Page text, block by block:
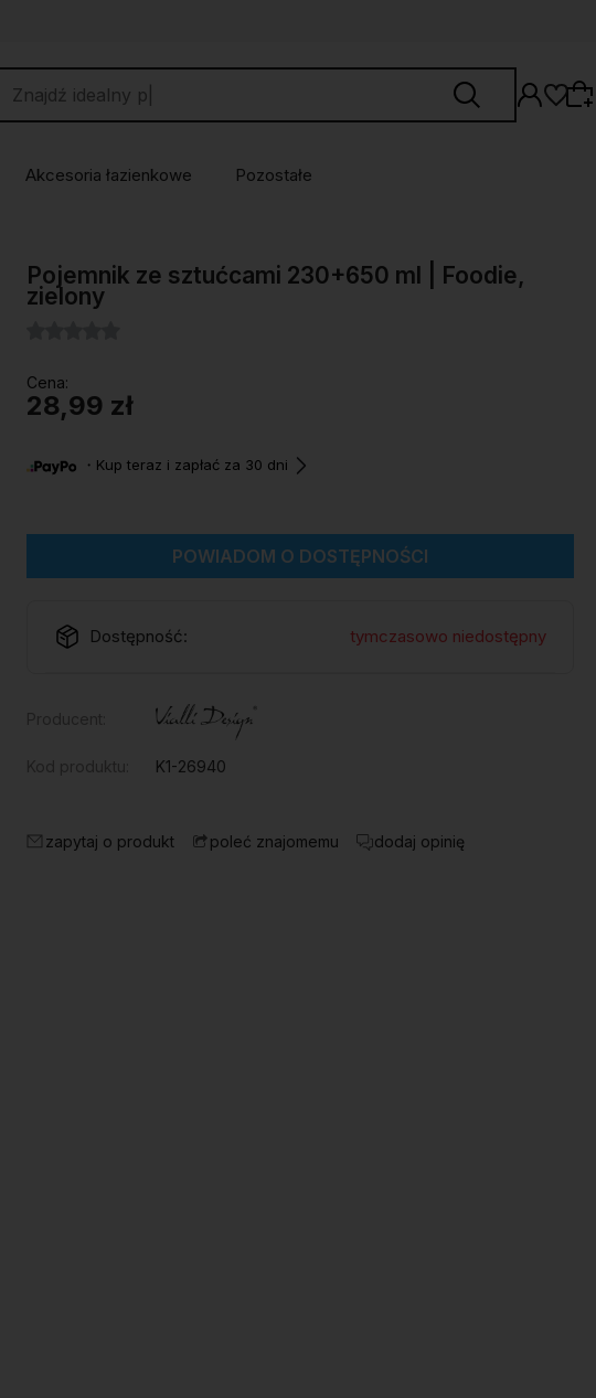
Wybierz coś dla siebie z naszej aktualnej
oferty lub zaloguj się, aby przywrócić dodane
Akcesoria łazienkowe Pozostałe
Pojemnik ze sztućcami 230+650 ml | Foodie,
zielony
Cena:
28,99 zł
・Kup teraz i zapłać za 30 dni
POWIADOM O DOSTĘPNOŚCI
Dostępność: tymczasowo niedostępny
K1-26940
zapytaj o produkt poleć znajomemu dodaj opinię